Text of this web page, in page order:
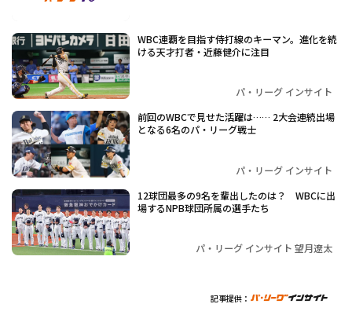
WBC連覇を目指す侍打線のキーマン。進化を続
ける天才打者・近藤健介に注目
パ・リーグ インサイト
前回のWBCで見せた活躍は…… 2大会連続出場
となる6名のパ・リーグ戦士
パ・リーグ インサイト
12球団最多の9名を輩出したのは？ WBCに出
場するNPB球団所属の選手たち
パ・リーグ インサイト 望月遼太
記事提供：